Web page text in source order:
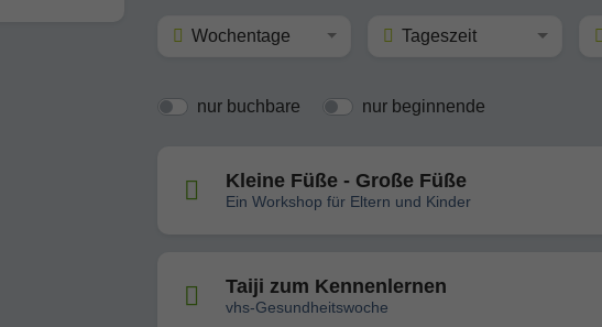
Wochentage Tageszeit
nur buchbare nur beginnende
Kleine Füße - Große Füße
Ein Workshop für Eltern und Kinder
Taiji zum Kennenlernen
vhs-Gesundheitswoche